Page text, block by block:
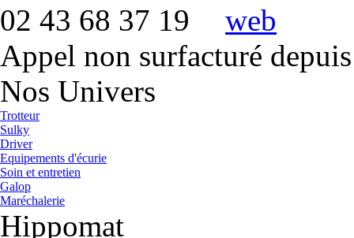
02 43 68 37 19
Appel non surfacturé
Nos Univers
Trotteur
Sulky
Driver
Equipements d'écurie
Soin et entretien
Galop
Maréchalerie
Hippomat